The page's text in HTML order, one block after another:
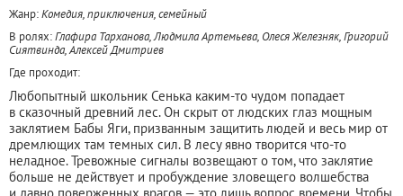
Жанр:Комедия, приключения, семейный
В ролях:Глафира Тарханова, Людмила Артемьева, Олеся Железняк, Григорий
Сиятвинда, Алексей Дмитриев
Где проходит:
Любопытный школьник Сенька каким-то чудом попадает
в сказочный древний лес. Он скрыт от людских глаз мощным
заклятием Бабы Яги, призванным защитить людей и весь мир от
дремлющих там темных сил. В лесу явно творится что-то
неладное. Тревожные сигналы возвещают о том, что заклятие
больше не действует и пробуждение зловещего волшебства